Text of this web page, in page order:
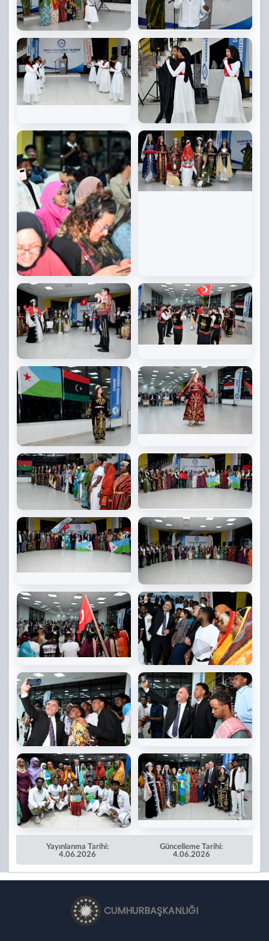
Yayınlanma Tarihi:
4.06.2026
Güncelleme Tarihi:
4.06.2026
CUMHURBAŞKANLIĞI